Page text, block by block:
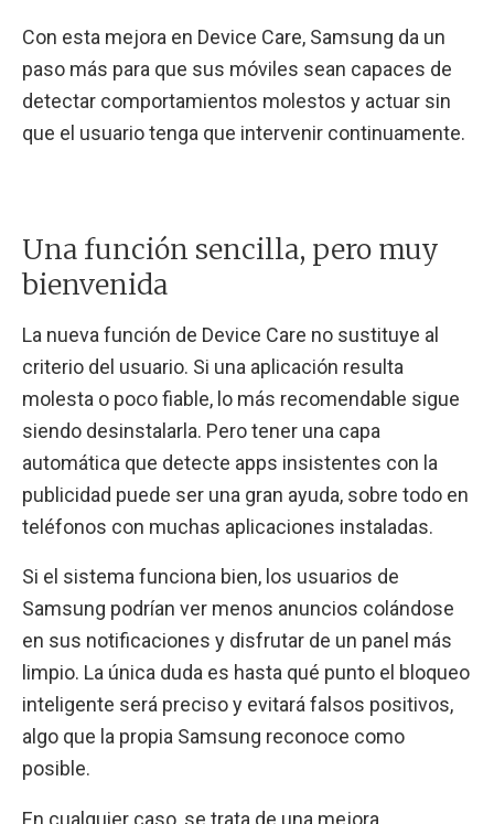
Con esta mejora en Device Care, Samsung da un
paso más para que sus móviles sean capaces de
detectar comportamientos molestos y actuar sin
que el usuario tenga que intervenir continuamente.
Una función sencilla, pero muy
bienvenida
La nueva función de Device Care no sustituye al
criterio del usuario. Si una aplicación resulta
molesta o poco fiable, lo más recomendable sigue
siendo desinstalarla. Pero tener una capa
automática que detecte apps insistentes con la
publicidad puede ser una gran ayuda, sobre todo en
teléfonos con muchas aplicaciones instaladas.
Si el sistema funciona bien, los usuarios de
Samsung podrían ver menos anuncios colándose
en sus notificaciones y disfrutar de un panel más
limpio. La única duda es hasta qué punto el bloqueo
inteligente será preciso y evitará falsos positivos,
algo que la propia Samsung reconoce como
posible.
En cualquier caso, se trata de una mejora